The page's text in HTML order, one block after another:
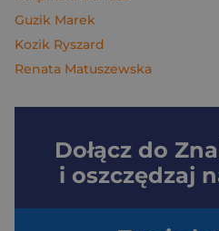
Guzik Marek
Kozik Ryszard
Renata Matuszewska
Dołącz do
i oszczędzaj